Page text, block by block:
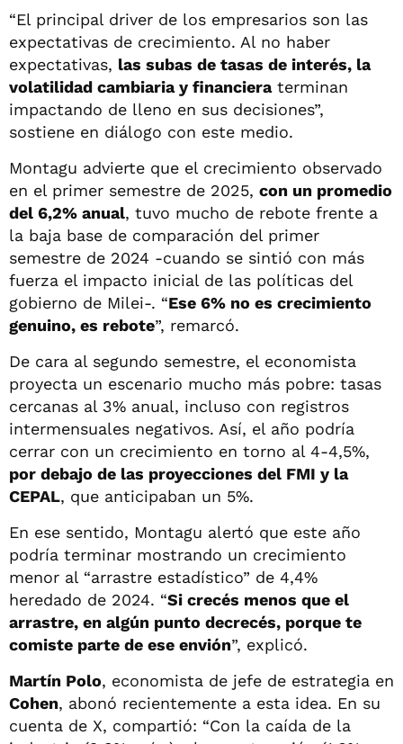
“El principal driver de los empresarios son las
expectativas de crecimiento. Al no haber
expectativas, las subas de tasas de interés, la
volatilidad cambiaria y financieraterminan
impactando de lleno en sus decisiones”,
sostiene en diálogo con este medio.
Montagu advierte que el crecimiento observado
en el primer semestre de 2025, con un promedio
del 6,2% anual, tuvo mucho de rebote frente a
la baja base de comparación del primer
semestre de 2024 -cuando se sintió con más
fuerza el impacto inicial de las políticas del
gobierno de Milei-. “Ese 6% no es crecimiento
genuino, es rebote”, remarcó.
De cara al segundo semestre, el economista
proyecta un escenario mucho más pobre: tasas
cercanas al 3% anual, incluso con registros
intermensuales negativos. Así, el año podría
cerrar con un crecimiento en torno al 4-4,5%,
por debajo de las proyecciones del FMI y la
CEPAL, que anticipaban un 5%.
En ese sentido, Montagu alertó que este año
podría terminar mostrando un crecimiento
menor al “arrastre estadístico” de 4,4%
heredado de 2024. “Si crecés menos que el
arrastre, en algún punto decrecés, porque te
comiste parte de ese envión”, explicó.
Martín Polo, economista de jefe de estrategia en
Cohen, abonó recientemente a esta idea. En su
cuenta de X, compartió: “Con la caída de la